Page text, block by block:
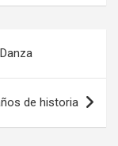
de historia